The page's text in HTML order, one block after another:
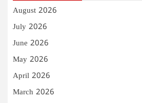
August 2026
July 2026
June 2026
May 2026
April 2026
March 2026